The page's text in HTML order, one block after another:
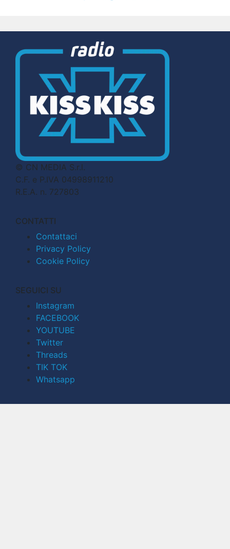
© CN MEDIA S.r.l.
C.F. e P.IVA 04998911210
R.E.A. n. 727803
CONTATTI
Contattaci
Privacy Policy
Cookie Policy
SEGUICI SU
Instagram
FACEBOOK
YOUTUBE
Twitter
Threads
TIK TOK
Whatsapp